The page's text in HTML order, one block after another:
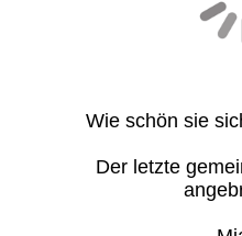
Wie schön sie
Der letzte